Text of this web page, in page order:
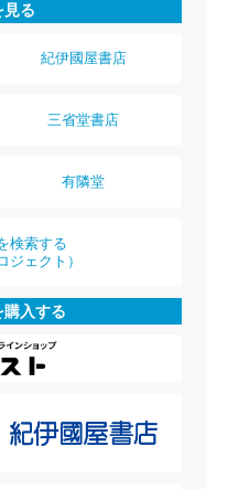
見る
紀伊國屋書店
三省堂書店
有隣堂
検索する
ジェクト）
入する